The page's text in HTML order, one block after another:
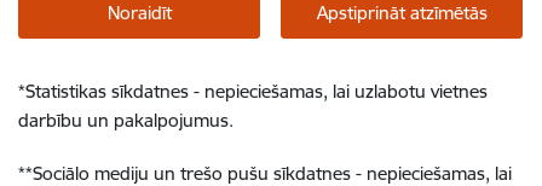
Noraidīt Apstiprināt atzīmētās
*Statistikas sīkdatnes - nepieciešamas, lai uzlabotu vietnes
darbību un pakalpojumus.
**Sociālo mediju un trešo pušu sīkdatnes - nepieciešamas, lai